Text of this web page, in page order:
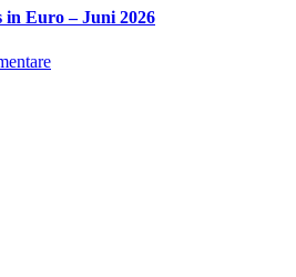
in Euro – Juni 2026